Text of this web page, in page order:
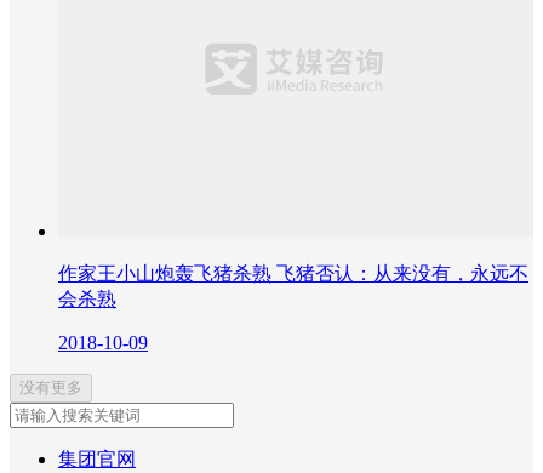
作家王小山炮轰飞猪杀熟 飞猪否认：从来没有，永远不
会杀熟
2018-10-09
没有更多
集团官网